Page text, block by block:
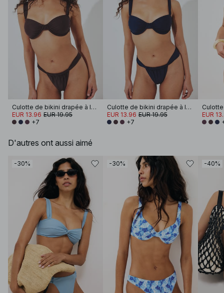
Culotte de bikini drapée à larges bretelles
EUR 13.96 EUR 19.95
+7
Culotte de bikini drapée à larges bretelles
EUR 13.96 EUR 19.95
+7
EUR
D'autres ont aussi aimé
-30% -30% -40%